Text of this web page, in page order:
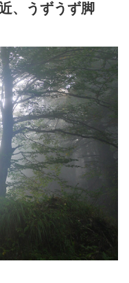
、うずうず脚